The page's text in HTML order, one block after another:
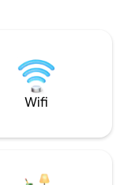
Wifi